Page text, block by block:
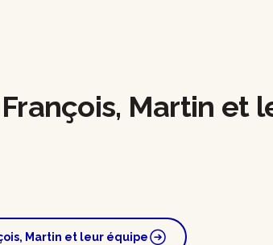
Martin et
Martin et leur équipe